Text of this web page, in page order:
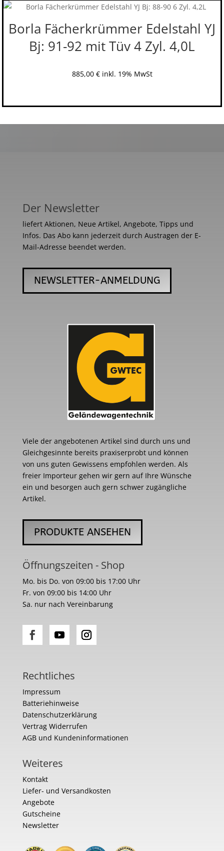
Borla Fächerkrümmer Edelstahl YJ
Bj: 91-92 mit Tüv 4 Zyl. 4,0L
885,00 € inkl. 19% MwSt
Der Newsletter
liefert Aktionen, Neue Artikel, Angebote, Tipps und
Infos. Das Abo kann jederzeit durch Austragen der E-
Mail-Adresse beendet werden.
NEWSLETTER-ANMELDUNG
Viele der angebotenen Artikel sind durch uns und
Gleichgesinnte bereits praxiserprobt und können
von uns guten Gewissens empfohlen werden. Als
freier Importeur gehen wir gern auf Ihre Wünsche
ein und besorgen auch gern schwer zugängliche
Artikel.
PRODUKTE ANSEHEN
Öffnungszeiten - Shop
Mo. bis Do. von 09:00 bis 17:00 Uhr
Fr. von 09:00 bis 14:00 Uhr
Sa. nur nach Vereinbarung
Rechtliches
Impressum
Batteriehinweise
Datenschutzerklärung
Vertrag Widerrufen
AGB und Kundeninformationen
Weiteres
Kontakt
Liefer- und Versandkosten
Angebote
Gutscheine
Newsletter